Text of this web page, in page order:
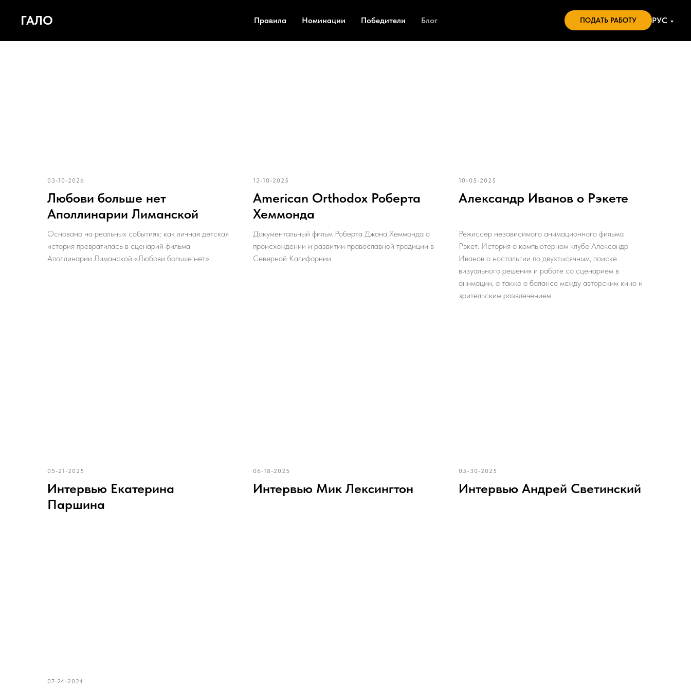
ГАЛО Правила Номинации Победители Блог ПОДАТЬ РАБОТУ РУС
03-10-2026
Любови больше нет
Аполлинарии Лиманской
Основано на реальных событиях: как личная детская
история превратилась в сценарий фильма
Аполлинарии Лиманской «Любови больше нет».
12-10-2025
American Orthodox Роберта
Хеммонда
Документальный фильм Роберта Джона Хеммонда о
происхождении и развитии православной традиции в
Северной Калифорнии
10-05-2025
Александр Иванов о Рэкете
Режиссер независимого анимационного фильма
Рэкет: История о компьютерном клубе Александр
Иванов о ностальгии по двухтысячным, поиске
визуального решения и работе со сценарием в
анимации, а также о балансе между авторским кино и
зрительским развлечением
05-21-2025
Интервью Екатерина
Паршина
06-18-2025
Интервью Мик Лексингтон
05-30-2025
Интервью Андрей Светинский
07-24-2024